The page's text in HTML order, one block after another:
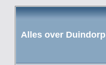
Alles over Duindorp